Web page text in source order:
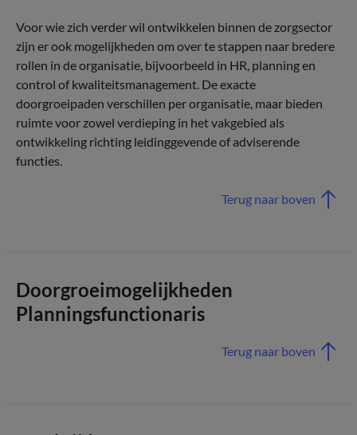
Voor wie zich verder wil ontwikkelen binnen de zorgsector
zijn er ook mogelijkheden om over te stappen naar bredere
rollen in de organisatie, bijvoorbeeld in HR, planning en
control of kwaliteitsmanagement. De exacte
doorgroeipaden verschillen per organisatie, maar bieden
ruimte voor zowel verdieping in het vakgebied als
ontwikkeling richting leidinggevende of adviserende
functies.
Terug naar boven
Doorgroeimogelijkheden
Planningsfunctionaris
Terug naar boven